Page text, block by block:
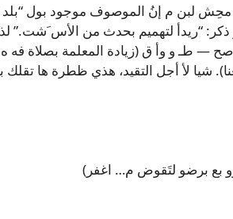
محِش لبن م إنُ الموصوف موجود بول “بلد
“ريدأ لتهميم بحدث من الأس َشت.”
صح — طـ و وأ ق (زيادة المعلمة بصلاة فه
برضو لتَقوض م… اغفر)